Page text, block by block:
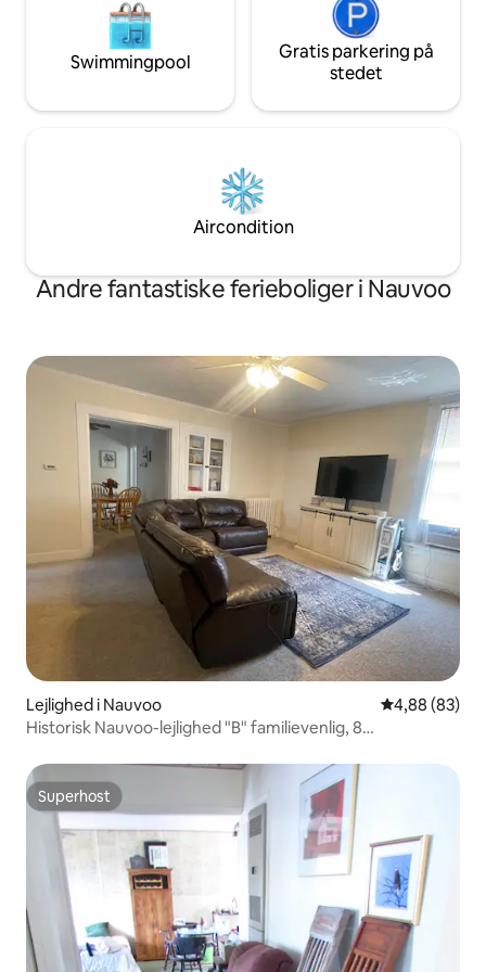
Swimmingpool
Gratis parkering på
stedet
Aircondition
Andre fantastiske ferieboliger i Nauvoo
Lejlighed i Nauvoo 4,88 ud af 5 i
4,88 (83)
Historisk Nauvoo-lejlighed "B" familievenlig, 8
Superhost
Superhost